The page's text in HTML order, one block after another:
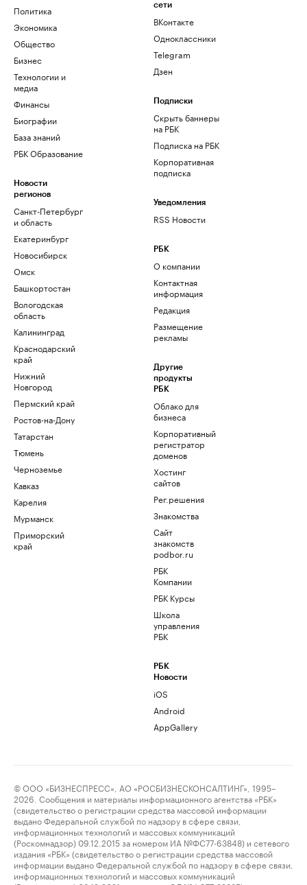
Политика
Экономика
Общество
Бизнес
Технологии и
медиа
Финансы
Биографии
База знаний
РБК Образование
Новости
регионов
Санкт-Петербург
и область
Екатеринбург
Новосибирск
Омск
Башкортостан
Вологодская
область
Калининград
Краснодарский
край
Нижний
Новгород
Пермский край
Ростов-на-Дону
Татарстан
Тюмень
Черноземье
Кавказ
Карелия
Мурманск
Приморский
край
сети
ВКонтакте
Одноклассники
Telegram
Дзен
Подписки
Скрыть баннеры
на РБК
Подписка на РБК
Корпоративная
подписка
Уведомления
RSS Новости
РБК
О компании
Контактная
информация
Редакция
Размещение
рекламы
Другие
продукты
РБК
Облако для
бизнеса
Корпоративный
регистратор
доменов
Хостинг
сайтов
Рег.решения
Знакомства
Сайт
знакомств
podbor.ru
РБК
Компании
РБК Курсы
Школа
управления
РБК
РБК
Новости
iOS
Android
AppGallery
© ООО «БИЗНЕСПРЕСС», АО «РОСБИЗНЕСКОНСАЛТИНГ», 1995–
2026. Сообщения и материалы информационного агентства «РБК»
(свидетельство о регистрации средства массовой информации
выдано Федеральной службой по надзору в сфере связи,
информационных технологий и массовых коммуникаций
(Роскомнадзор) 09.12.2015 за номером ИА №ФС77-63848) и сетевого
издания «РБК» (свидетельство о регистрации средства массовой
информации выдано Федеральной службой по надзору в сфере связи,
информационных технологий и массовых коммуникаций